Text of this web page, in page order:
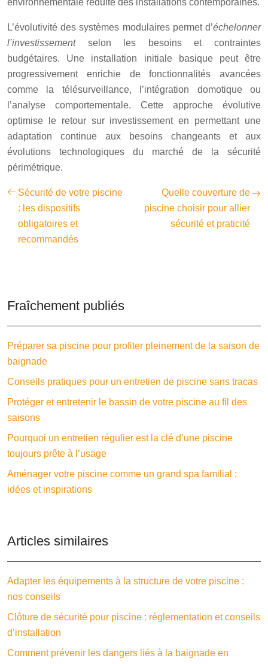
L’évolutivité des systèmes modulaires permet d’échelonner
l’investissementselon les besoins et contraintes
budgétaires. Une installation initiale basique peut être
progressivement enrichie de fonctionnalités avancées
comme la télésurveillance, l’intégration domotique ou
l’analyse comportementale. Cette approche évolutive
optimise le retour sur investissement en permettant une
adaptation continue aux besoins changeants et aux
évolutions technologiques du marché de la sécurité
périmétrique.
Sécurité de votre piscine
: les dispositifs
obligatoires et
recommandés
Quelle couverture de
piscine choisir pour allier
sécurité et praticité
Fraîchement publiés
Préparer sa piscine pour profiter pleinement de la saison de
baignade
Conseils pratiques pour un entretien de piscine sans tracas
Protéger et entretenir le bassin de votre piscine au fil des
saisons
Pourquoi un entretien régulier est la clé d’une piscine
toujours prête à l’usage
Aménager votre piscine comme un grand spa familial :
idées et inspirations
Articles similaires
Adapter les équipements à la structure de votre piscine :
nos conseils
Clôture de sécurité pour piscine : réglementation et conseils
d’installation
Comment prévenir les dangers liés à la baignade en